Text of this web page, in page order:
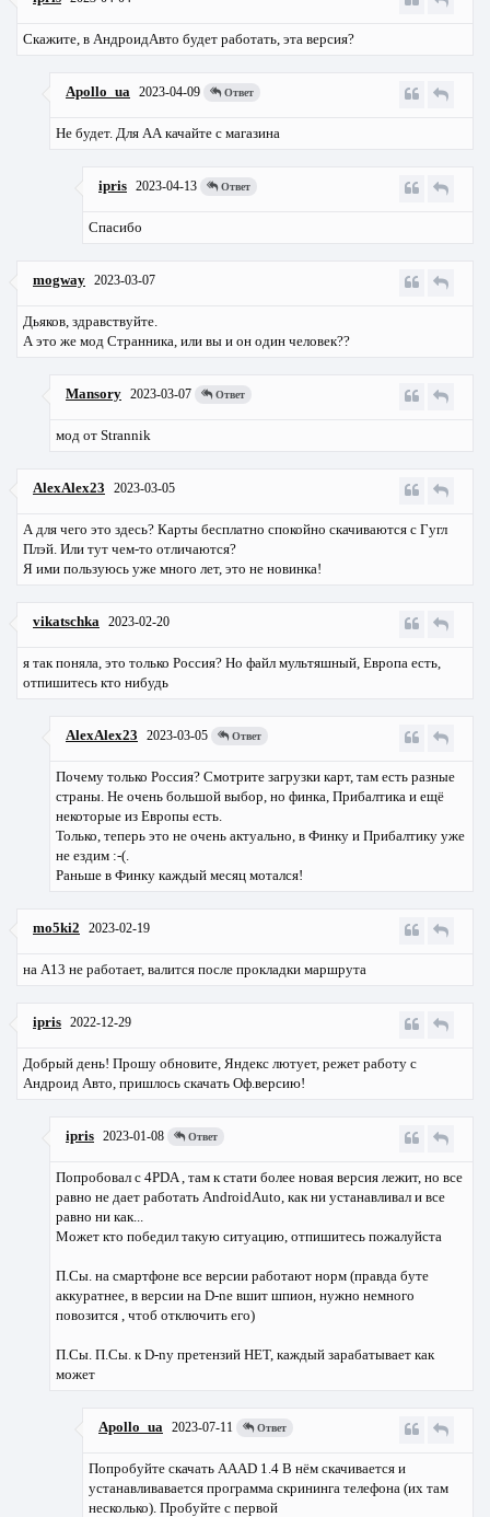
Скажите, в АндроидАвто будет работать, эта версия?
Apollo_ua 2023-04-09 Ответ
Не будет. Для АА качайте с магазина
ipris 2023-04-13 Ответ
Спасибо
mogway 2023-03-07
Дьяков, здравствуйте.
А это же мод Странника, или вы и он один человек??
Mansory 2023-03-07 Ответ
мод от Strannik
AlexAlex23 2023-03-05
А для чего это здесь? Карты бесплатно спокойно скачиваются с Гугл
Плэй. Или тут чем-то отличаются?
Я ими пользуюсь уже много лет, это не новинка!
vikatschka 2023-02-20
я так поняла, это только Россия? Но файл мультяшный, Европа есть,
отпишитесь кто нибудь
AlexAlex23 2023-03-05 Ответ
Почему только Россия? Смотрите загрузки карт, там есть разные
страны. Не очень большой выбор, но финка, Прибалтика и ещё
некоторые из Европы есть.
Только, теперь это не очень актуально, в Финку и Прибалтику уже
не ездим :-(.
Раньше в Финку каждый месяц мотался!
mo5ki2 2023-02-19
на А13 не работает, валится после прокладки маршрута
ipris 2022-12-29
Добрый день! Прошу обновите, Яндекс лютует, режет работу с
Андроид Авто, пришлось скачать Оф.версию!
ipris 2023-01-08 Ответ
Попробовал с 4PDA , там к стати более новая версия лежит, но все
равно не дает работать AndroidAuto, как ни устанавливал и все
равно ни как...
Может кто победил такую ситуацию, отпишитесь пожалуйста
П.Сы. на смартфоне все версии работают норм (правда буте
аккуратнее, в версии на D-ne вшит шпион, нужно немного
повозится , чтоб отключить его)
П.Сы. П.Сы. к D-nу претензий НЕТ, каждый зарабатывает как
может
Apollo_ua 2023-07-11 Ответ
Попробуйте скачать AAAD 1.4 В нём скачивается и
устанавливавается программа скрининга телефона (их там
несколько). Пробуйте с первой